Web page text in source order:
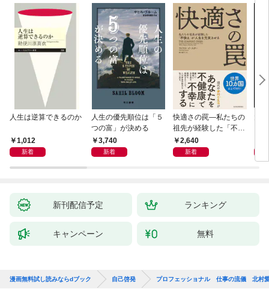
人生は逆算できるのか
1,012
新着
人生の優先順位は「５
つの富」が決める
3,740
新着
快適さの罠―私たちの
祖先が経験した「不快
さ」が人生を充実させ
る
2,640
新着
新刊配信予定 ランキング
キャンペーン 無料
漫画無料試し読みならdブック 自己啓発 プロフェッショナル 仕事の流儀 北村